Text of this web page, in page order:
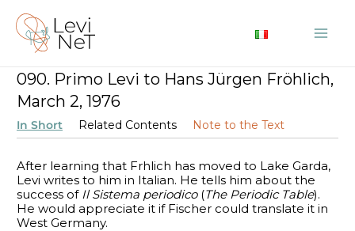
Skip
content
090. Primo Levi to Hans Jürgen Fröhlich,
March 2, 1976
In Short Related Contents Note to the Text
After learning that Frӧhlich has moved to Lake Garda,
Levi writes to him in Italian. He tells him about the
success of Il Sistema periodico(The Periodic Table).
He would appreciate it if Fischer could translate it in
West Germany.